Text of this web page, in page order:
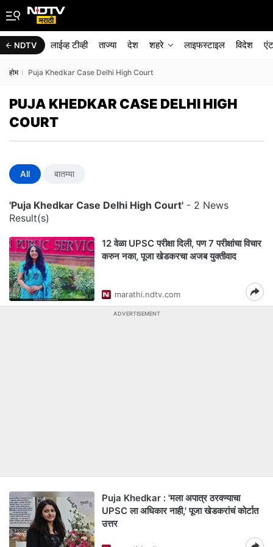
NDTV लाईव्ह टीव्ही ताज्या देश शहरे लाइफस्टाइल विदेश
होम Puja Khedkar Case Delhi High Court
PUJA KHEDKAR CASE DELHI HIGH
COURT
All बातम्या
'Puja Khedkar Case Delhi High Court' - 2 News
Result(s)
12 वेळा UPSC परीक्षा दिली, पण 7 परीक्षांचा विचार
करुन नका, पूजा खेडकरचा अजब युक्तीवाद
marathi.ndtv.com
ADVERTISEMENT
Puja Khedkar : 'मला अपात्र ठरवण्याचा
UPSC ला अधिकार नाही,' पूजा खेडकरांचं कोर्टात
उत्तर